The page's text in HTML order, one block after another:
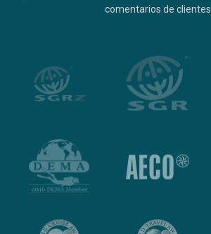
comentarios de clientes